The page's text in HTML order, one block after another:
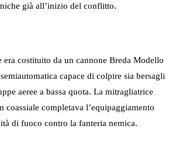
già all’inizio del conflitto.
era costituito da un cannone Breda Modello
capace di colpire sia bersagli
aeree a bassa quota. La mitragliatrice
coassiale completava l’equipaggiamento
di fuoco contro la fanteria nemica.